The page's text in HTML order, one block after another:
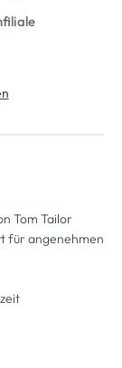
Tom Tailor
für angenehmen